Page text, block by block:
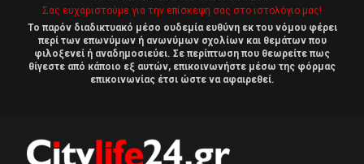
Σας ευχαριστούμε για την επίσκεψη σας στο ιστολόγιο μας!
Το παρόν διαδικτυακό μέσο ουδεμία ευθύνη εκ του νόμου φέρει
περί των επωνύμων ή ανωνύμων σχολίων και θεμάτων που
φιλοξενεί ή αναδημοσιεύει. Σε περίπτωση που θεωρείτε πως
θίγεστε από κάποιο εξ αυτών, επικοινωνήστε μέσω της φόρμας
επικοινωνίας έτσι ώστε να αφαιρεθεί.